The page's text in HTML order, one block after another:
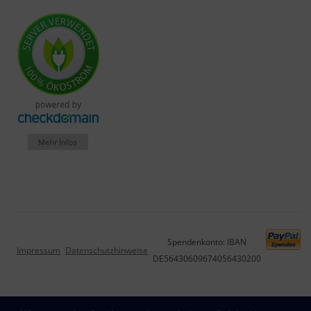
Impressum Datenschutzhinweise
Spendenkonto: IBAN
DE56430609674056430200